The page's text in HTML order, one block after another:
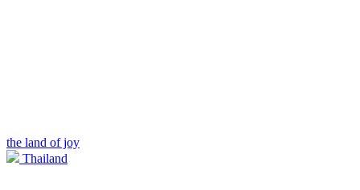
the land of joy
Thailand